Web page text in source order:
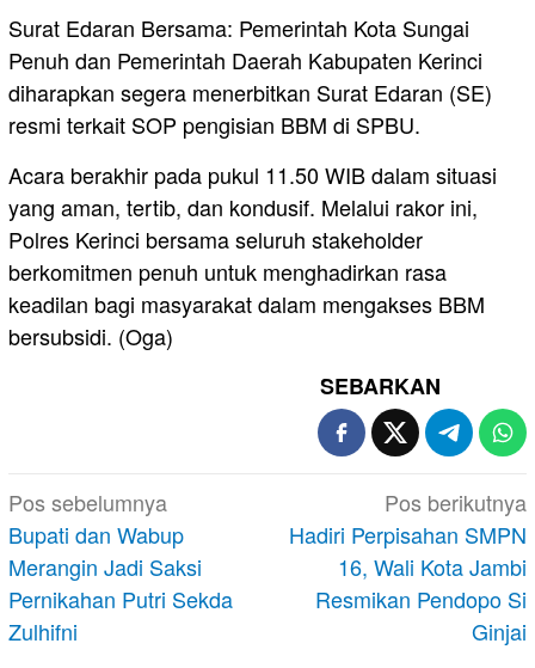
​Surat Edaran Bersama: Pemerintah Kota Sungai
Penuh dan Pemerintah Daerah Kabupaten Kerinci
diharapkan segera menerbitkan Surat Edaran (SE)
resmi terkait SOP pengisian BBM di SPBU.
​Acara berakhir pada pukul 11.50 WIB dalam situasi
yang aman, tertib, dan kondusif. Melalui rakor ini,
Polres Kerinci bersama seluruh stakeholder
berkomitmen penuh untuk menghadirkan rasa
keadilan bagi masyarakat dalam mengakses BBM
bersubsidi. (Oga)
SEBARKAN
Navigasi
pos
Pos sebelumnya
Bupati dan Wabup
Merangin Jadi Saksi
Pernikahan Putri Sekda
Zulhifni
Pos berikutnya
Hadiri Perpisahan SMPN
16, Wali Kota Jambi
Resmikan Pendopo Si
Ginjai